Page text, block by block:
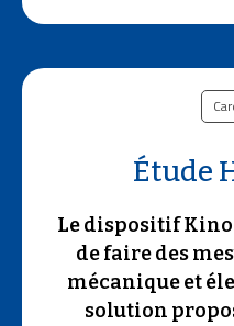
Étude
Le dispositif
de faire des
mécanique et
solution